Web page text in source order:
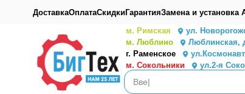
ДоставкаОплатаСкидкиГарантияЗамена и установка
м. Римская ул.
м. Люблино
Люблинская,
г. Раменское
м. Сокольники
ул.2-я